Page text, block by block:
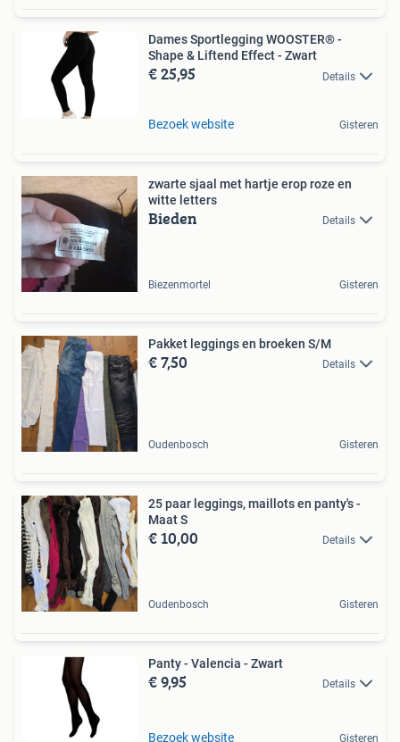
Dames Sportlegging WOOSTER® -
Shape & Liftend Effect - Zwart
€ 25,95 Details
Bezoek website Gisteren
zwarte sjaal met hartje erop roze en
witte letters
Bieden Details
Biezenmortel Gisteren
Pakket leggings en broeken S/M
€ 7,50 Details
Oudenbosch Gisteren
25 paar leggings, maillots en panty's -
Maat S
€ 10,00 Details
Oudenbosch Gisteren
Panty - Valencia - Zwart
€ 9,95 Details
Bezoek website Gisteren